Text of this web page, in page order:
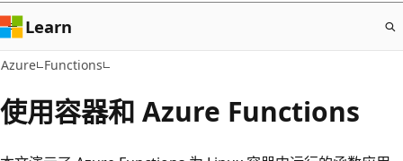
Learn
Azure Functions
使用容器和 Azure Functions